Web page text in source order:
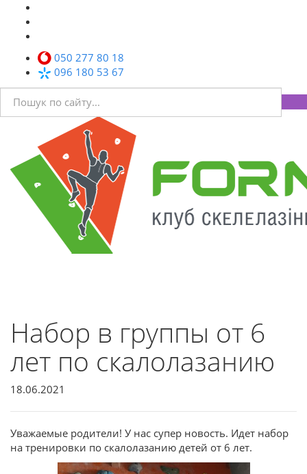
050 277 80 18
096 180 53 67
Набор в группы от 6
лет по скалолазанию
18.06.2021
Уважаемые родители! У нас супер новость. Идет набор
на тренировки по скалолазанию детей от 6 лет.